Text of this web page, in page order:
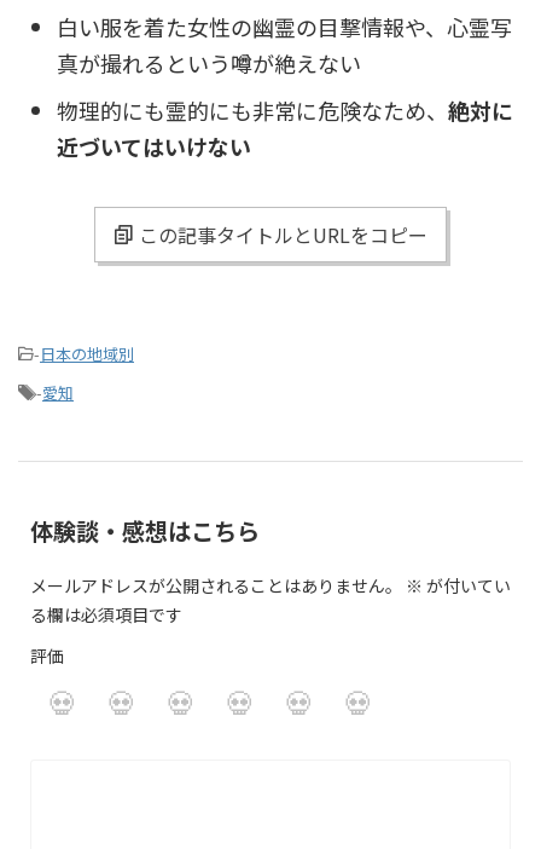
白い服を着た女性の幽霊の目撃情報や、心霊写
真が撮れるという噂が絶えない
物理的にも霊的にも非常に危険なため、 絶対に
近づいてはいけない
この記事タイトルとURLをコピー
-日本の地域別
-愛知
体験談・感想はこちら
メールアドレスが公開されることはありません。 ※ が付いてい
る欄は必須項目です
評価